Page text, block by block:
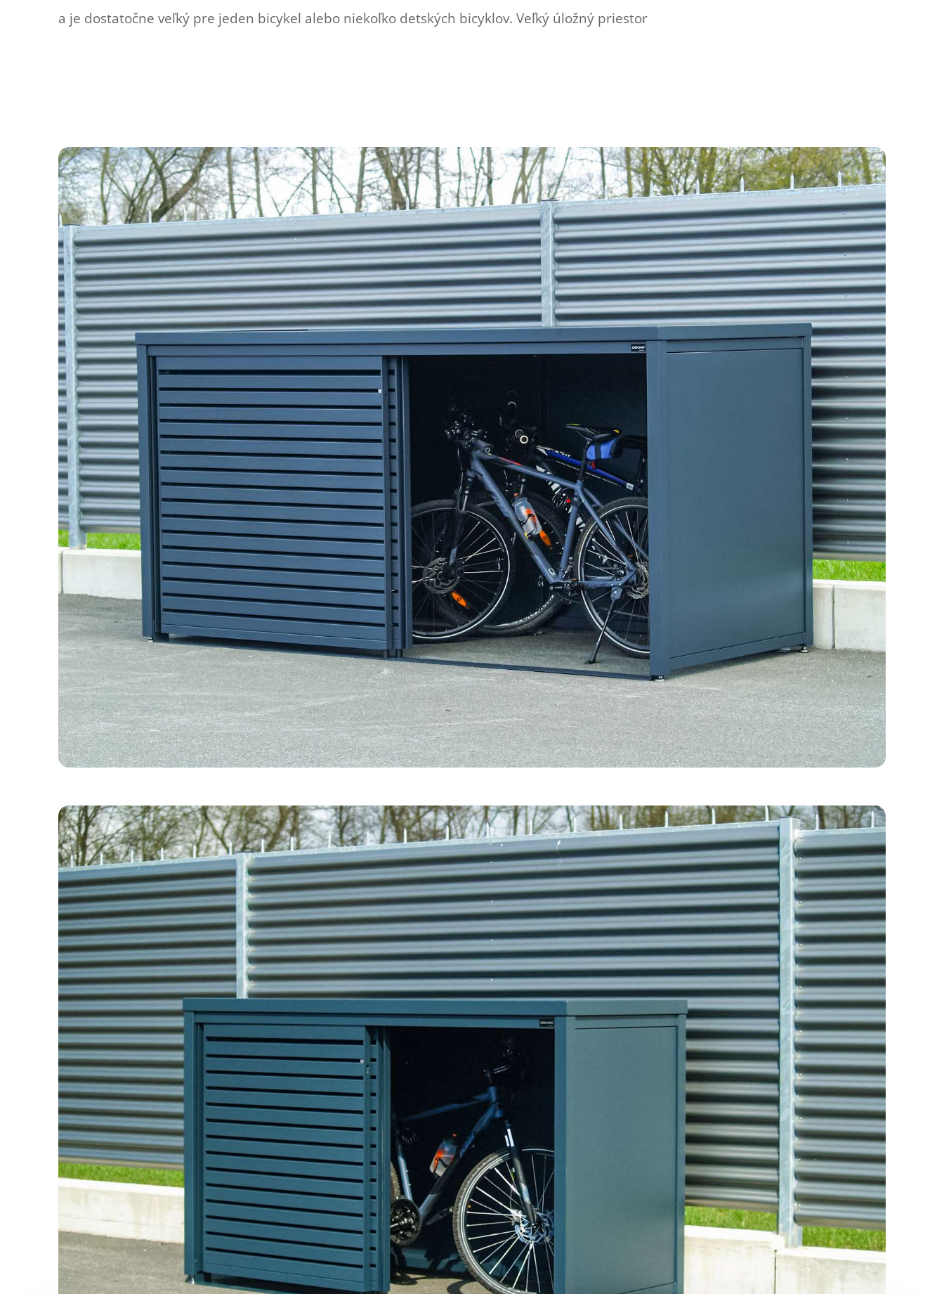
a je dostatočne veľký pre jeden bicykel alebo niekoľko detských bicyklov. Veľký úložný priestor